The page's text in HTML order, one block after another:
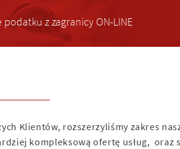
podatku z zagranicy ON-LINE
Klientów, rozszerzyliśmy zakres
kompleksową ofertę usług, oraz